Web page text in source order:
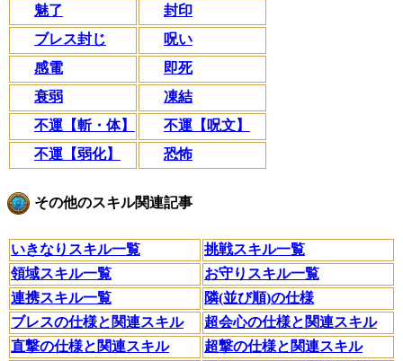
魅了
封印
ブレス封じ
呪い
感電
即死
衰弱
凍結
不運【斬・体】
不運【呪文】
不運【弱化】
恐怖
その他のスキル関連記事
いきなりスキル一覧
挑戦スキル一覧
領域スキル一覧
お守りスキル一覧
連携スキル一覧
隣(並び順)の仕様
ブレスの仕様と関連スキル
超会心の仕様と関連スキル
直撃の仕様と関連スキル
超撃の仕様と関連スキル